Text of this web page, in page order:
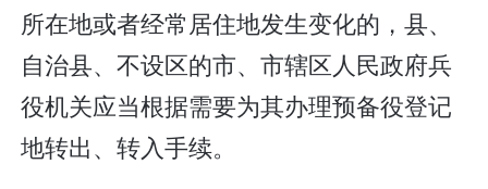
所在地或者经常居住地发生变化的，县、
自治县、不设区的市、市辖区人民政府兵
役机关应当根据需要为其办理预备役登记
地转出、转入手续。